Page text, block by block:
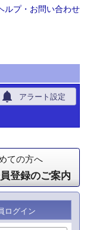
ルプ・お問い合わせ
notifications アラート設定
ての方へ
登録のご案内
ログイン